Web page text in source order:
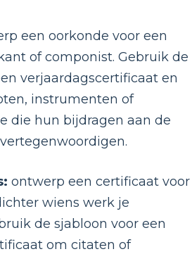
een oorkonde voor een
of componist. Gebruik de
verjaardagscertificaat en
instrumenten of
die hun bijdragen aan de
ontwerp een certificaat voor
wiens werk je
de sjabloon voor een
om citaten of